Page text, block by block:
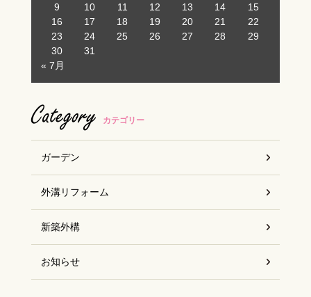
9
10 11 12 13 14
15
16
17 18 19 20 21
22
23
24 25 26 27 28
29
30
31
« 7月
Category カテゴリー
ガーデン
外溝リフォーム
新築外構
お知らせ